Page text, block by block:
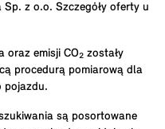
z o.o. Szczegóły oferty u
emisji CO₂ zostały
procedurą pomiarową dla
pojazdu.
są posortowane